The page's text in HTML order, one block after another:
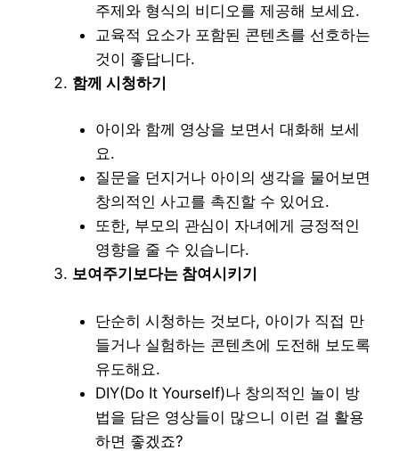
주제와 형식의 비디오를 제공해 보세요.
교육적 요소가 포함된 콘텐츠를 선호하는
것이 좋답니다.
함께 시청하기
아이와 함께 영상을 보면서 대화해 보세
요.
질문을 던지거나 아이의 생각을 물어보면
창의적인 사고를 촉진할 수 있어요.
또한, 부모의 관심이 자녀에게 긍정적인
영향을 줄 수 있습니다.
보여주기보다는 참여시키기
단순히 시청하는 것보다, 아이가 직접 만
들거나 실험하는 콘텐츠에 도전해 보도록
유도해요.
DIY(Do It Yourself)나 창의적인 놀이 방
법을 담은 영상들이 많으니 이런 걸 활용
하면 좋겠죠?